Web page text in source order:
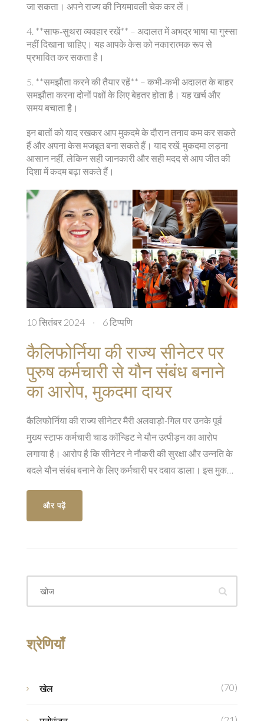
जा सकता। अपने राज्य की नियमावली चेक कर लें।
4. **साफ‑सुथरा व्यवहार रखें** – अदालत में अभद्र भाषा या गुस्सा
नहीं दिखाना चाहिए। यह आपके केस को नकारात्मक रूप से
प्रभावित कर सकता है।
5. **समझौता करने की तैयार रहें** – कभी‑कभी अदालत के बाहर
समझौता करना दोनों पक्षों के लिए बेहतर होता है। यह खर्च और
समय बचाता है।
इन बातों को याद रखकर आप मुकदमे के दौरान तनाव कम कर सकते
हैं और अपना केस मजबूत बना सकते हैं। याद रखें, मुकदमा लड़ना
आसान नहीं, लेकिन सही जानकारी और सही मदद से आप जीत की
दिशा में कदम बढ़ा सकते हैं।
10 सितंबर 2024 · 6 टिप्पणि
कैलिफोर्निया की राज्य सीनेटर पर
पुरुष कर्मचारी से यौन संबंध बनाने
का आरोप, मुकदमा दायर
कैलिफोर्निया की राज्य सीनेटर मैरी अलवाड़ो-गिल पर उनके पूर्व
मुख्य स्टाफ कर्मचारी चाड कॉन्डिट ने यौन उत्पीड़न का आरोप
लगाया है। आरोप है कि सीनेटर ने नौकरी की सुरक्षा और उन्नति के
बदले यौन संबंध बनाने के लिए कर्मचारी पर दबाव डाला। इस मुकदमे
और पढ़ें
श्रेणियाँ
खेल (70)